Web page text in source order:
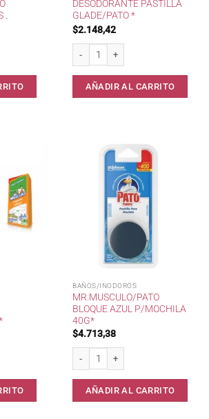
50 grs . cantidad
DESODORANTE PASTILLA
GLADE/PATO *
$2.148,42
Desodorante Pastilla Glade/Pato *
AÑADIR AL CARRITO
GLADE/PATO/LYS.* cantidad
BAÑOS/INODOROS
MR.MUSCULO/PATO
BLOQUE AZUL P/MOCHILA
40G*
$4.713,38
Mr.Musculo/Pato Bloque Azul p/
AÑADIR AL CARRITO